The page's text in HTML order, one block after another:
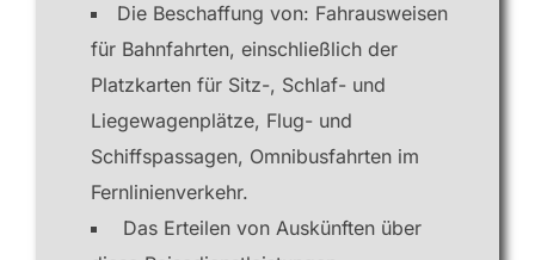
Die Beschaffung von: Fahrausweisen
für Bahnfahrten, einschließlich der
Platzkarten für Sitz-, Schlaf- und
Liegewagenplätze, Flug- und
Schiffspassagen, Omnibusfahrten im
Fernlinienverkehr.
Das Erteilen von Auskünften über